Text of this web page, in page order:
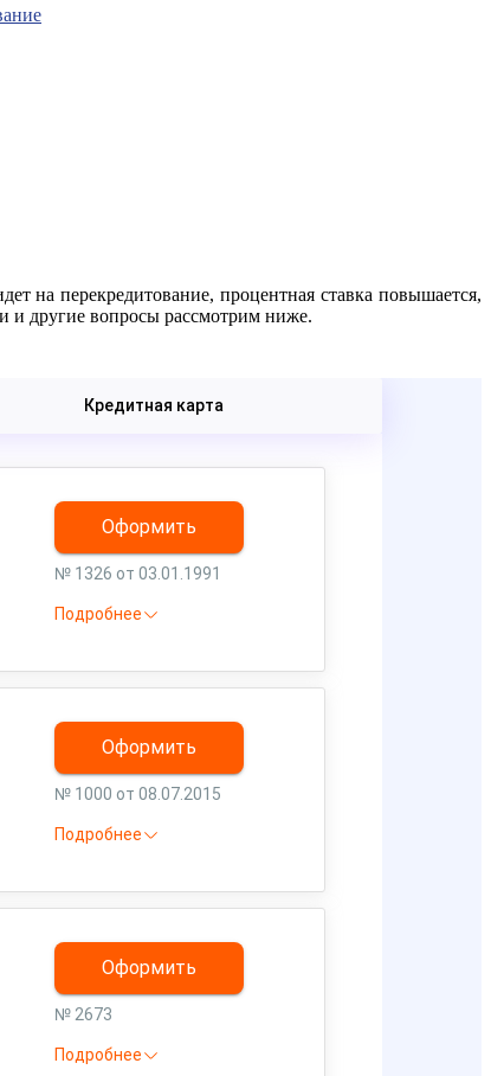
на перекредитование, процентная ставка повышается,
и другие вопросы рассмотрим ниже.